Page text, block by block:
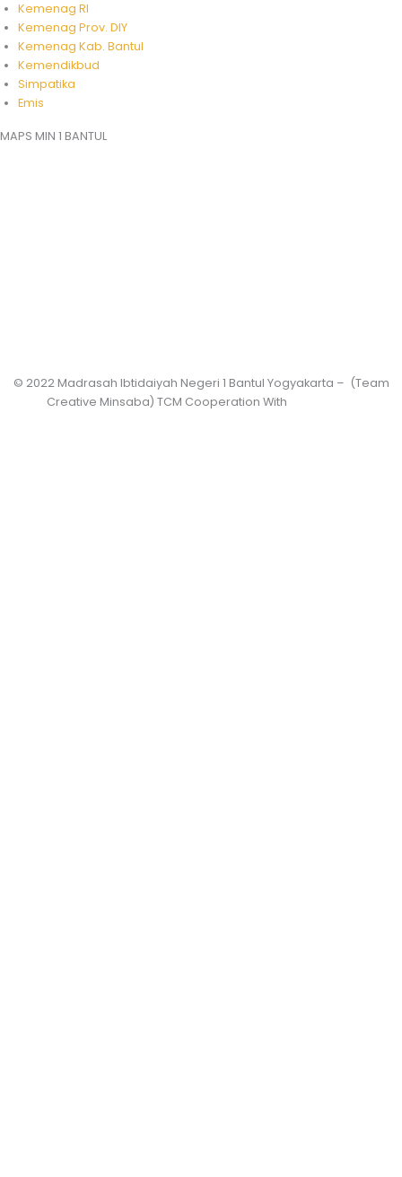
Kemenag RI
Kemenag Prov. DIY
Kemenag Kab. Bantul
Kemendikbud
Simpatika
Emis
MAPS MIN 1 BANTUL
© 2022 Madrasah Ibtidaiyah Negeri 1 Bantul Yogyakarta – (Team
Creative Minsaba) TCM Cooperation With